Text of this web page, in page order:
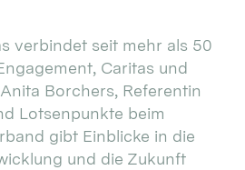
verbindet seit mehr als 50
Caritas und
Borchers, Referentin
Lotsenpunkte beim
gibt Einblicke in die
und die Zukunft